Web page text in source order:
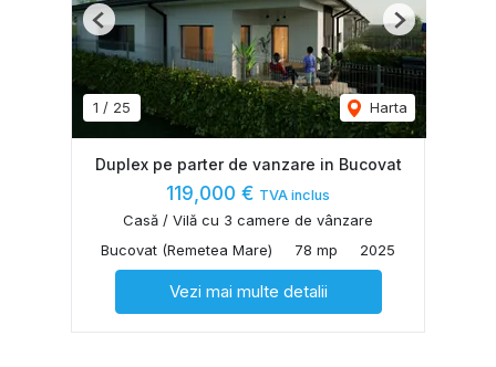
1 / 25 Harta
Previous Next
Duplex pe parter de vanzare in Bucovat
119,000 € TVA inclus
Casă / Vilă cu 3 camere de vânzare
Bucovat (Remetea Mare)
78 mp 2025
Vezi mai multe detalii